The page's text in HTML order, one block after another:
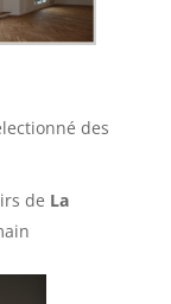
des
de La